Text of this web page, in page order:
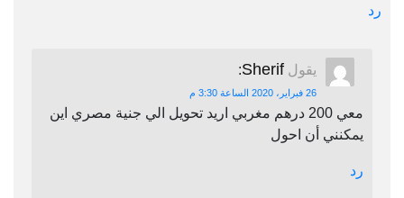
رد
يقول Sherif
:
26 فبراير، 2020 الساعة 3:30 م
معي 200 درهم مغربي اريد تحويل الي جنية مصري اين
يمكنني أن احول
رد